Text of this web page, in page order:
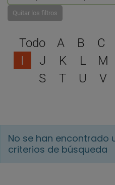
Quitar los filtros
Todo A B C
I
J K L M
S
T U V
No se han encontrado
criterios de búsqueda